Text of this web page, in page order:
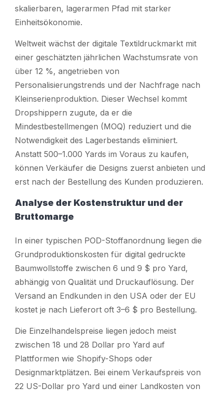
skalierbaren, lagerarmen Pfad mit starker
Einheitsökonomie.
Weltweit wächst der digitale Textildruckmarkt mit
einer geschätzten jährlichen Wachstumsrate von
über 12 %, angetrieben von
Personalisierungstrends und der Nachfrage nach
Kleinserienproduktion. Dieser Wechsel kommt
Dropshippern zugute, da er die
Mindestbestellmengen (MOQ) reduziert und die
Notwendigkeit des Lagerbestands eliminiert.
Anstatt 500–1.000 Yards im Voraus zu kaufen,
können Verkäufer die Designs zuerst anbieten und
erst nach der Bestellung des Kunden produzieren.
Analyse der Kostenstruktur und der
Bruttomarge
In einer typischen POD-Stoffanordnung liegen die
Grundproduktionskosten für digital gedruckte
Baumwollstoffe zwischen 6 und 9 $ pro Yard,
abhängig von Qualität und Druckauflösung. Der
Versand an Endkunden in den USA oder der EU
kostet je nach Lieferort oft 3–6 $ pro Bestellung.
Die Einzelhandelspreise liegen jedoch meist
zwischen 18 und 28 Dollar pro Yard auf
Plattformen wie Shopify-Shops oder
Designmarktplätzen. Bei einem Verkaufspreis von
22 US-Dollar pro Yard und einer Landkosten von